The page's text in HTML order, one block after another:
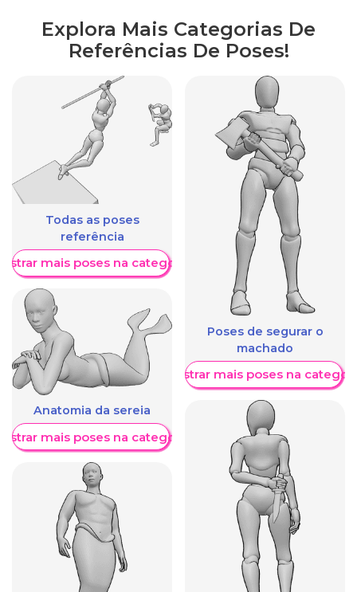
Explora Mais Categorias De
Referências De Poses!
Todas as poses
referência
mais poses na categoria
Anatomia da sereia
mais poses na categoria
Poses de segurar o
machado
Mostrar mais poses na